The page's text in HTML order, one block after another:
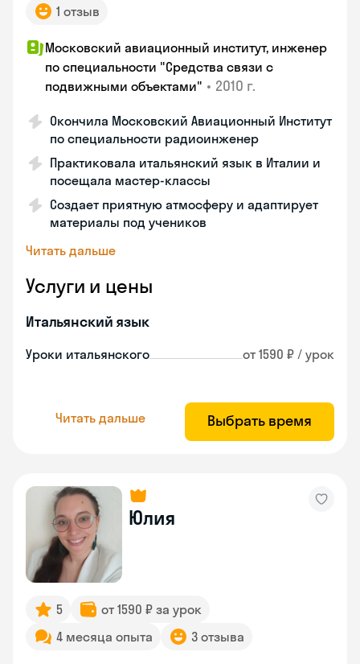
1 отзыв
Московский авиационный институт, инженер
по специальности "Средства связи с
подвижными объектами" • 2010 г.
Окончила Московский Авиационный Институт
по специальности радиоинженер
Практиковала итальянский язык в Италии и
посещала мастер-классы
Создает приятную атмосферу и адаптирует
материалы под учеников
Читать дальше
Услуги и цены
Итальянский язык
Уроки итальянского от 1590 ₽ / урок
Читать дальше Выбрать время
Юлия
5
от 1590 ₽ за урок
4 месяца опыта
3 отзыва